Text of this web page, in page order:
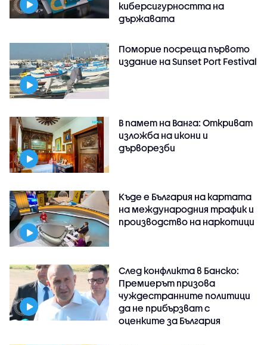
киберсигурността на
държавата
Поморие посреща първото
издание на Sunset Port Festival
В памет на Ванга: Откриват
изложба на икони и
дърворезби
Къде е България на картата
на международния трафик и
производство на наркотици
След конфликта в Банско:
Премиерът призова
чуждестранните политици
да не прибързват с
оценките за България